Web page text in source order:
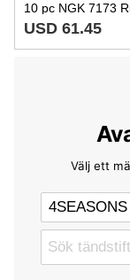
USD 61.45
Välj ett